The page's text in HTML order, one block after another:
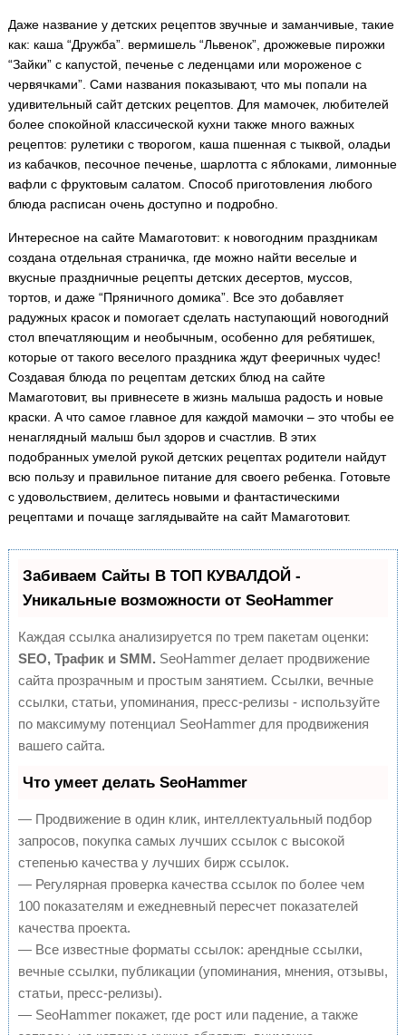
Даже название у детских рецептов звучные и заманчивые, такие
как: каша “Дружба”. вермишель “Львенок”, дрожжевые пирожки
“Зайки” с капустой, печенье с леденцами или мороженое с
червячками”. Сами названия показывают, что мы попали на
удивительный сайт детских рецептов. Для мамочек, любителей
более спокойной классической кухни также много важных
рецептов: рулетики с творогом, каша пшенная с тыквой, оладьи
из кабачков, песочное печенье, шарлотта с яблоками, лимонные
вафли с фруктовым салатом. Способ приготовления любого
блюда расписан очень доступно и подробно.
Интересное на сайте Мамаготовит: к новогодним праздникам
создана отдельная страничка, где можно найти веселые и
вкусные праздничные рецепты детских десертов, муссов,
тортов, и даже “Пряничного домика”. Все это добавляет
радужных красок и помогает сделать наступающий новогодний
стол впечатляющим и необычным, особенно для ребятишек,
которые от такого веселого праздника ждут фееричных чудес!
Создавая блюда по рецептам детских блюд на сайте
Мамаготовит, вы привнесете в жизнь малыша радость и новые
краски. А что самое главное для каждой мамочки – это чтобы ее
ненаглядный малыш был здоров и счастлив. В этих
подобранных умелой рукой детских рецептах родители найдут
всю пользу и правильное питание для своего ребенка. Готовьте
с удовольствием, делитесь новыми и фантастическими
рецептами и почаще заглядывайте на сайт Мамаготовит.
Забиваем Сайты В ТОП КУВАЛДОЙ -
Уникальные возможности от SeoHammer
Каждая ссылка анализируется по трем пакетам оценки:
SEO, Трафик и SMM. SeoHammer делает продвижение
сайта прозрачным и простым занятием. Ссылки, вечные
ссылки, статьи, упоминания, пресс-релизы - используйте
по максимуму потенциал SeoHammer для продвижения
вашего сайта.
Что умеет делать SeoHammer
— Продвижение в один клик, интеллектуальный подбор
запросов, покупка самых лучших ссылок с высокой
степенью качества у лучших бирж ссылок.
— Регулярная проверка качества ссылок по более чем
100 показателям и ежедневный пересчет показателей
качества проекта.
— Все известные форматы ссылок: арендные ссылки,
вечные ссылки, публикации (упоминания, мнения, отзывы,
статьи, пресс-релизы).
— SeoHammer покажет, где рост или падение, а также